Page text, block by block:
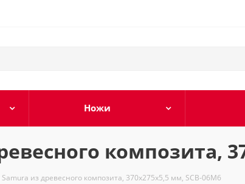
Ножи
композита,
Samura из древесного композита, 370х275х5,5 мм, SCB-06M6